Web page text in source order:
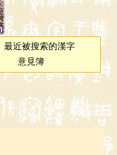
最近被搜索的漢字
意見簿